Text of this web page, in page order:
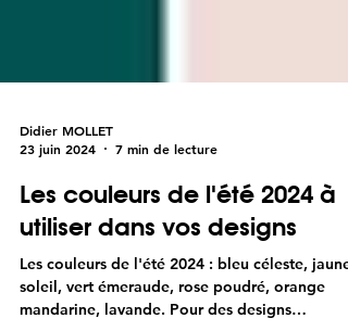
Didier MOLLET
23 juin 2024
7 min de lecture
Les couleurs de l'été 2024 à
utiliser dans vos designs